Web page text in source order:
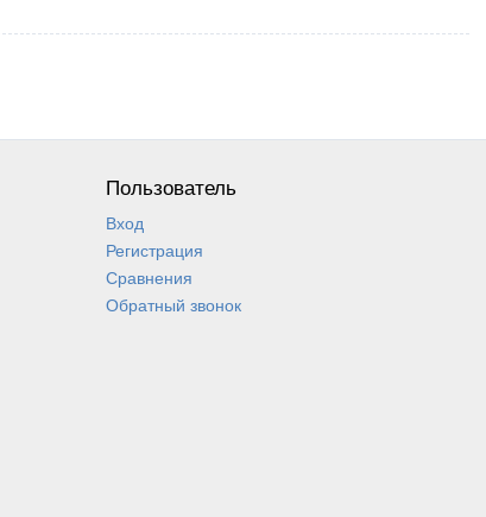
Пользователь
Вход
Регистрация
Сравнения
Обратный звонок